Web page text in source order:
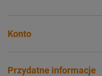
Konto
Przydatne informacje